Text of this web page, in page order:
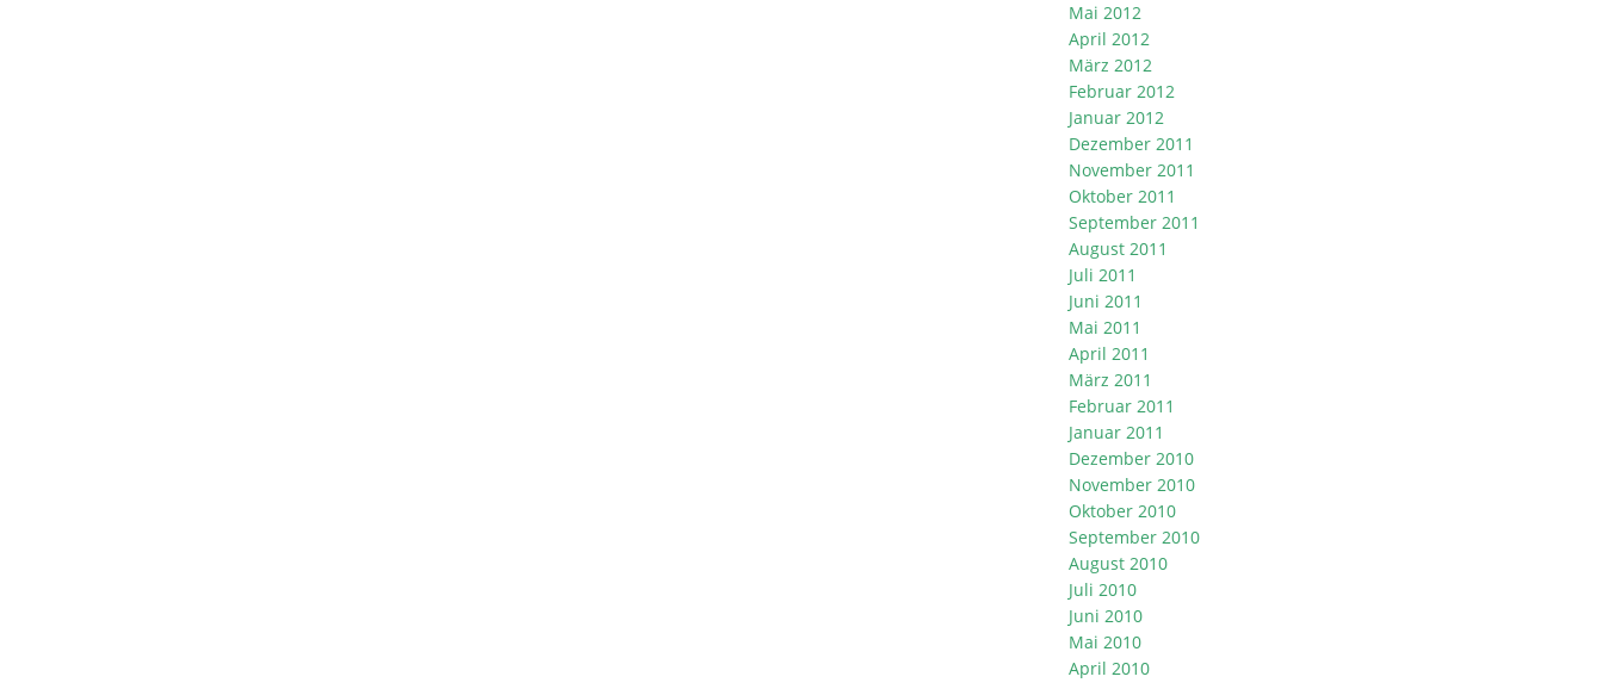
Mai 2012
April 2012
März 2012
Februar 2012
Januar 2012
Dezember 2011
November 2011
Oktober 2011
September 2011
August 2011
Juli 2011
Juni 2011
Mai 2011
April 2011
März 2011
Februar 2011
Januar 2011
Dezember 2010
November 2010
Oktober 2010
September 2010
August 2010
Juli 2010
Juni 2010
Mai 2010
April 2010